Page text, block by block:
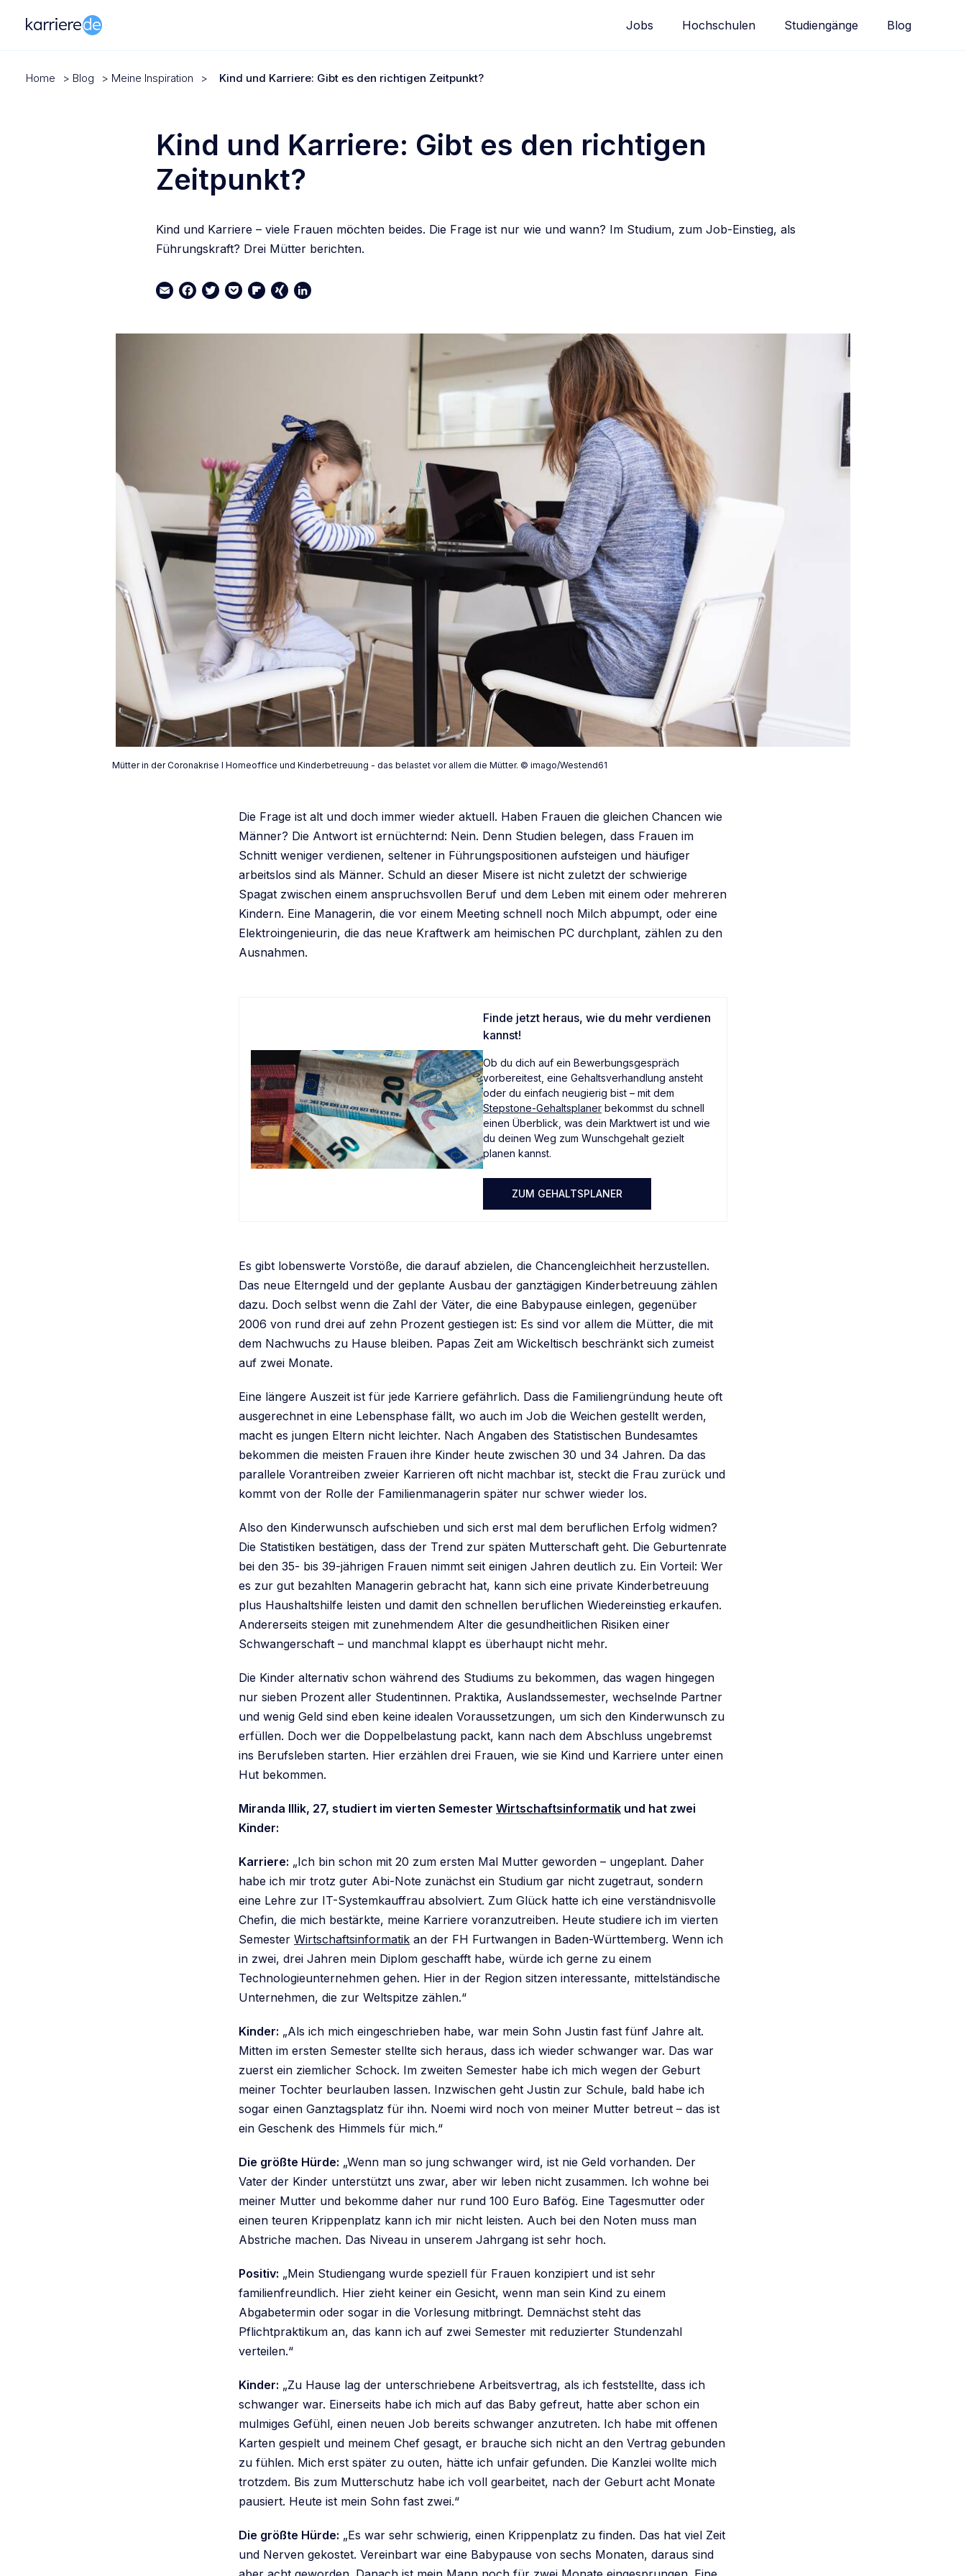
Jobs Hochschulen Studiengänge Blog
Home > Blog > Meine Inspiration > Kind und Karriere: Gibt es den richtigen Zeitpunkt?
Kind und Karriere: Gibt es den richtigen
Zeitpunkt?
Kind und Karriere – viele Frauen möchten beides. Die Frage ist nur wie und wann? Im Studium, zum Job-Einstieg, als
Führungskraft? Drei Mütter berichten.
EmailFacebook
TwitterPocketFlipboard
XINGLinkedIn
Mütter in der Coronakrise I Homeoffice und Kinderbetreuung - das belastet vor allem die Mütter. © imago/Westend61
Die Frage ist alt und doch immer wieder aktuell. Haben Frauen die gleichen Chancen wie
Männer? Die Antwort ist ernüchternd: Nein. Denn Studien belegen, dass Frauen im
Schnitt weniger verdienen, seltener in Führungspositionen aufsteigen und häufiger
arbeitslos sind als Männer. Schuld an dieser Misere ist nicht zuletzt der schwierige
Spagat zwischen einem anspruchsvollen Beruf und dem Leben mit einem oder mehreren
Kindern. Eine Managerin, die vor einem Meeting schnell noch Milch abpumpt, oder eine
Elektroingenieurin, die das neue Kraftwerk am heimischen PC durchplant, zählen zu den
Ausnahmen.
Finde jetzt heraus, wie du mehr verdienen
kannst!
Ob du dich auf ein Bewerbungsgespräch
vorbereitest, eine Gehaltsverhandlung ansteht
oder du einfach neugierig bist – mit dem
Stepstone-Gehaltsplaner bekommst du schnell
einen Überblick, was dein Marktwert ist und wie
du deinen Weg zum Wunschgehalt gezielt
planen kannst.
ZUM GEHALTSPLANER
Es gibt lobenswerte Vorstöße, die darauf abzielen, die Chancengleichheit herzustellen.
Das neue Elterngeld und der geplante Ausbau der ganztägigen Kinderbetreuung zählen
dazu. Doch selbst wenn die Zahl der Väter, die eine Babypause einlegen, gegenüber
2006 von rund drei auf zehn Prozent gestiegen ist: Es sind vor allem die Mütter, die mit
dem Nachwuchs zu Hause bleiben. Papas Zeit am Wickeltisch beschränkt sich zumeist
auf zwei Monate.
Eine längere Auszeit ist für jede Karriere gefährlich. Dass die Familiengründung heute oft
ausgerechnet in eine Lebensphase fällt, wo auch im Job die Weichen gestellt werden,
macht es jungen Eltern nicht leichter. Nach Angaben des Statistischen Bundesamtes
bekommen die meisten Frauen ihre Kinder heute zwischen 30 und 34 Jahren. Da das
parallele Vorantreiben zweier Karrieren oft nicht machbar ist, steckt die Frau zurück und
kommt von der Rolle der Familienmanagerin später nur schwer wieder los.
Also den Kinderwunsch aufschieben und sich erst mal dem beruflichen Erfolg widmen?
Die Statistiken bestätigen, dass der Trend zur späten Mutterschaft geht. Die Geburtenrate
bei den 35- bis 39-jährigen Frauen nimmt seit einigen Jahren deutlich zu. Ein Vorteil: Wer
es zur gut bezahlten Managerin gebracht hat, kann sich eine private Kinderbetreuung
plus Haushaltshilfe leisten und damit den schnellen beruflichen Wiedereinstieg erkaufen.
Andererseits steigen mit zunehmendem Alter die gesundheitlichen Risiken einer
Schwangerschaft – und manchmal klappt es überhaupt nicht mehr.
Die Kinder alternativ schon während des Studiums zu bekommen, das wagen hingegen
nur sieben Prozent aller Studentinnen. Praktika, Auslandssemester, wechselnde Partner
und wenig Geld sind eben keine idealen Voraussetzungen, um sich den Kinderwunsch zu
erfüllen. Doch wer die Doppelbelastung packt, kann nach dem Abschluss ungebremst
ins Berufsleben starten. Hier erzählen drei Frauen, wie sie Kind und Karriere unter einen
Hut bekommen.
Miranda Illik, 27, studiert im vierten Semester Wirtschaftsinformatik und hat zwei
Kinder:
Karriere: „Ich bin schon mit 20 zum ersten Mal Mutter geworden – ungeplant. Daher
habe ich mir trotz guter Abi-Note zunächst ein Studium gar nicht zugetraut, sondern
eine Lehre zur IT-Systemkauffrau absolviert. Zum Glück hatte ich eine verständnisvolle
Chefin, die mich bestärkte, meine Karriere voranzutreiben. Heute studiere ich im vierten
Semester Wirtschaftsinformatik an der FH Furtwangen in Baden-Württemberg. Wenn ich
in zwei, drei Jahren mein Diplom geschafft habe, würde ich gerne zu einem
Technologieunternehmen gehen. Hier in der Region sitzen interessante, mittelständische
Unternehmen, die zur Weltspitze zählen.“
Kinder: „Als ich mich eingeschrieben habe, war mein Sohn Justin fast fünf Jahre alt.
Mitten im ersten Semester stellte sich heraus, dass ich wieder schwanger war. Das war
zuerst ein ziemlicher Schock. Im zweiten Semester habe ich mich wegen der Geburt
meiner Tochter beurlauben lassen. Inzwischen geht Justin zur Schule, bald habe ich
sogar einen Ganztagsplatz für ihn. Noemi wird noch von meiner Mutter betreut – das ist
ein Geschenk des Himmels für mich.“
Die größte Hürde: „Wenn man so jung schwanger wird, ist nie Geld vorhanden. Der
Vater der Kinder unterstützt uns zwar, aber wir leben nicht zusammen. Ich wohne bei
meiner Mutter und bekomme daher nur rund 100 Euro Bafög. Eine Tagesmutter oder
einen teuren Krippenplatz kann ich mir nicht leisten. Auch bei den Noten muss man
Abstriche machen. Das Niveau in unserem Jahrgang ist sehr hoch.
Positiv: „Mein Studiengang wurde speziell für Frauen konzipiert und ist sehr
familienfreundlich. Hier zieht keiner ein Gesicht, wenn man sein Kind zu einem
Abgabetermin oder sogar in die Vorlesung mitbringt. Demnächst steht das
Pflichtpraktikum an, das kann ich auf zwei Semester mit reduzierter Stundenzahl
verteilen.“
Kinder: „Zu Hause lag der unterschriebene Arbeitsvertrag, als ich feststellte, dass ich
schwanger war. Einerseits habe ich mich auf das Baby gefreut, hatte aber schon ein
mulmiges Gefühl, einen neuen Job bereits schwanger anzutreten. Ich habe mit offenen
Karten gespielt und meinem Chef gesagt, er brauche sich nicht an den Vertrag gebunden
zu fühlen. Mich erst später zu outen, hätte ich unfair gefunden. Die Kanzlei wollte mich
trotzdem. Bis zum Mutterschutz habe ich voll gearbeitet, nach der Geburt acht Monate
pausiert. Heute ist mein Sohn fast zwei.“
Die größte Hürde: „Es war sehr schwierig, einen Krippenplatz zu finden. Das hat viel Zeit
und Nerven gekostet. Vereinbart war eine Babypause von sechs Monaten, daraus sind